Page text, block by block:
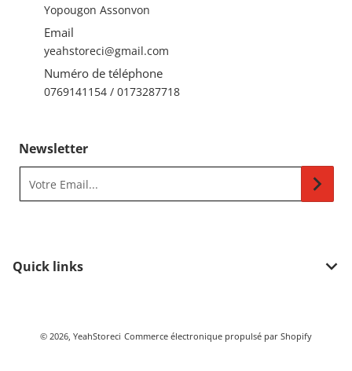
Yopougon Assonvon
Email
yeahstoreci@gmail.com
Numéro de téléphone
0769141154 / 0173287718
Newsletter
Votre Email...
Quick links
© 2026, YeahStoreci Commerce électronique propulsé par Shopify